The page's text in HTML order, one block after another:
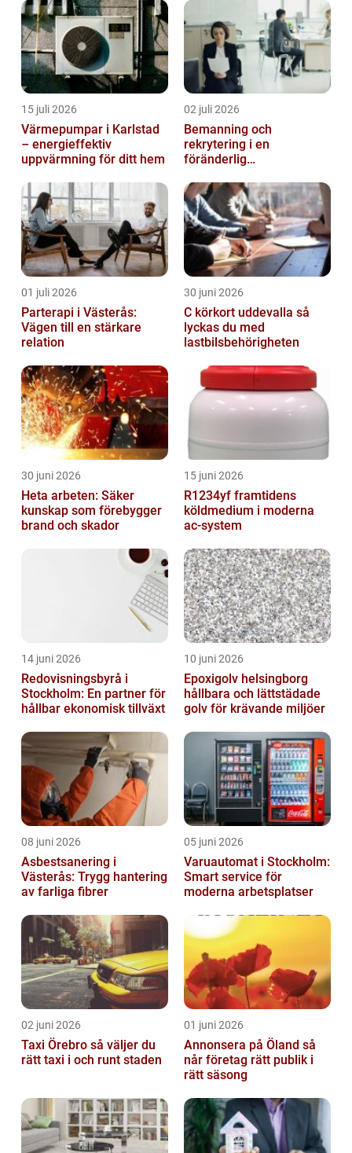
15 juli 2026
Värmepumpar i Karlstad
– energieffektiv
uppvärmning för ditt hem
02 juli 2026
Bemanning och
rekrytering i en
föränderlig
01 juli 2026
Parterapi i Västerås:
Vägen till en stärkare
relation
30 juni 2026
C körkort uddevalla så
lyckas du med
lastbilsbehörigheten
30 juni 2026
Heta arbeten: Säker
kunskap som förebygger
brand och skador
15 juni 2026
R1234yf framtidens
köldmedium i moderna
ac-system
14 juni 2026
Redovisningsbyrå i
Stockholm: En partner för
hållbar ekonomisk tillväxt
10 juni 2026
Epoxigolv helsingborg
hållbara och lättstädade
golv för krävande miljöer
08 juni 2026
Asbestsanering i
Västerås: Trygg hantering
av farliga fibrer
05 juni 2026
Varuautomat i Stockholm:
Smart service för
moderna arbetsplatser
02 juni 2026
Taxi Örebro så väljer du
rätt taxi i och runt staden
01 juni 2026
Annonsera på Öland så
når företag rätt publik i
rätt säsong